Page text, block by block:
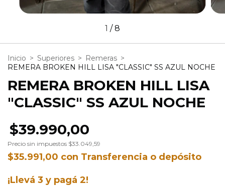
1 /8
Inicio > Superiores > Remeras >
REMERA BROKEN HILL LISA "CLASSIC" SS AZUL NOCHE
REMERA BROKEN HILL LISA
"CLASSIC" SS AZUL NOCHE
$39.990,00
Precio sin impuestos $33.049,59
$35.991,00 con Transferencia o depósito
¡Llevá 3 y pagá 2!